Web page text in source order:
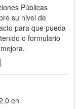
Públicas
su nivel de
para que pueda
o formulario
en